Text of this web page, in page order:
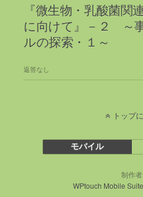
『微生物・乳酸菌関
に向けて』－２ ～
ルの探索・１～
返答なし
トップ
モバイル
制作者
WPtouch Mobile